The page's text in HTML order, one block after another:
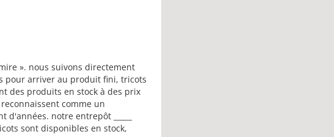
». nous suivons directement
pour arriver au produit fini, tricots
des produits en stock à des prix
comme un
notre entrepôt _____
sont disponibles en stock,